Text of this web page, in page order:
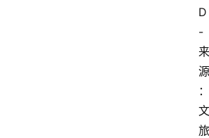
D
-
来
源
：
文
旅